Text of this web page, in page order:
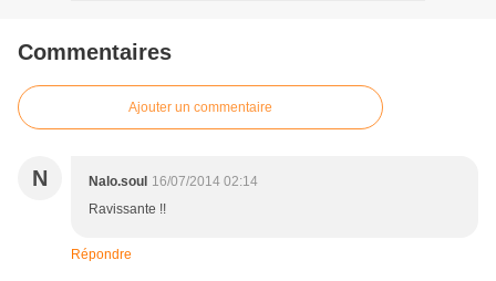
Commentaires
Ajouter un commentaire
N Nalo.soul 16/07/2014 02:14
Ravissante !!
Répondre